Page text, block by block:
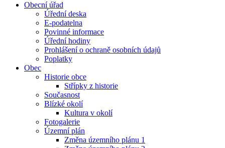
Obecní úřad
Úřední deska
E-podatelna
Povinné informace
Úřední hodiny
Prohlášení o ochraně osobních údajů
Poplatky
Obec
Historie obce
Střípky z historie
Současnost
Blízké okolí
Kultura v okolí
Fotogalerie
Územní plán
Změna územního plánu 1